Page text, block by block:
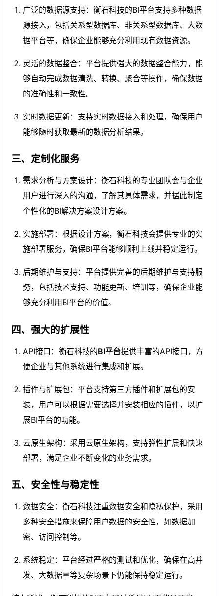
广泛的数据源支持：衡石科技的BI平台支持多种数据
源接入，包括关系型数据库、非关系型数据库、大数
据平台等，确保企业能够充分利用现有数据资源。
灵活的数据整合：平台提供强大的数据整合能力，能
够自动完成数据清洗、转换、聚合等操作，确保数据
的准确性和一致性。
实时数据更新：支持实时数据接入和处理，确保用户
能够随时获取最新的数据分析结果。
三、定制化服务
需求分析与方案设计：衡石科技的专业团队会与企业
用户进行深入的沟通，了解其具体需求，并据此制定
个性化的BI解决方案设计方案。
实施部署：根据设计方案，衡石科技会提供专业的实
施部署服务，确保BI平台能够顺利上线并稳定运行。
后期维护与支持：平台提供完善的后期维护与支持服
务，包括技术支持、功能更新、培训等，确保企业能
够充分利用BI平台的价值。
四、强大的扩展性
API接口：衡石科技的BI平台提供丰富的API接口，方
便企业与其他系统进行集成和扩展。
插件与扩展包：平台支持第三方插件和扩展包的安
装，用户可以根据需要选择并安装相应的插件，以扩
展BI平台的功能。
云原生架构：采用云原生架构，支持弹性扩展和快速
部署，满足企业不断变化的业务需求。
五、安全性与稳定性
数据安全：衡石科技注重数据安全和隐私保护，采用
多种安全措施来保障用户数据的安全性，如数据加
密、访问控制等。
系统稳定：平台经过严格的测试和优化，确保在高并
发、大数据量等复杂场景下仍能保持稳定运行。